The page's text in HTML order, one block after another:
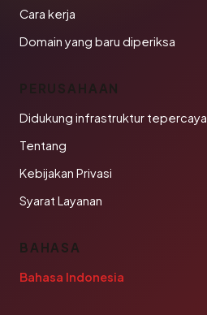
Cara kerja
Domain yang baru diperiksa
PERUSAHAAN
Didukung infrastruktur tepercaya
Tentang
Kebijakan Privasi
Syarat Layanan
BAHASA
Bahasa Indonesia